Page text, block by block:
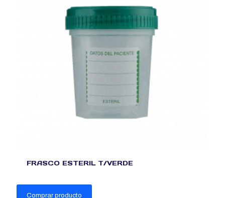
FRASCO ESTERIL T/VERDE
Comprar producto